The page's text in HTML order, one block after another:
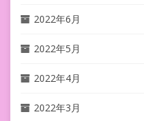
2022年6月
2022年5月
2022年4月
2022年3月